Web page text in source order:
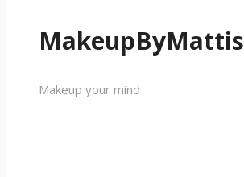
MakeupByMattis
Makeup your mind